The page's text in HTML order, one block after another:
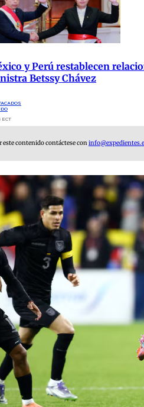
y Perú restablecen
Betssy Chávez
ECT
este contenido contáctese con